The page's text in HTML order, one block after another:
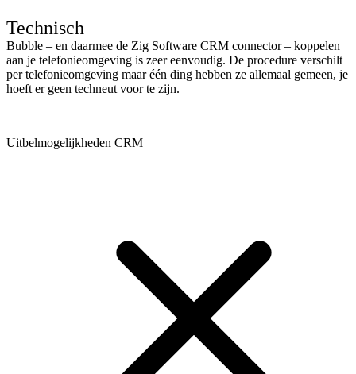
Technisch
Bubble – en daarmee de Zig Software CRM connector – koppelen
aan je telefonieomgeving is zeer eenvoudig. De procedure verschilt
per telefonieomgeving maar één ding hebben ze allemaal gemeen, je
hoeft er geen techneut voor te zijn.
Uitbelmogelijkheden CRM